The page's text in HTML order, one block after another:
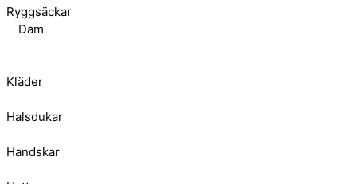
Ryggsäckar
Dam
Kläder
Halsdukar
Handskar